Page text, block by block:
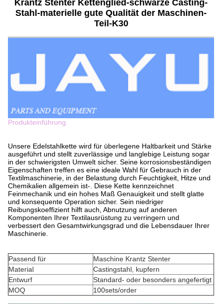
Krantz Stenter Kettenglied-schwarze Casting-
Stahl-materielle gute Qualität der Maschinen-
Teil-K30
Produkteinführung
Unsere Edelstahlkette wird für überlegene Haltbarkeit und Stärke
ausgeführt und stellt zuverlässige und langlebige Leistung sogar
in der schwierigsten Umwelt sicher. Seine korrosionsbeständigen
Eigenschaften treffen es eine ideale Wahl für Gebrauch in der
Textilmaschinerie, in der Belastung durch Feuchtigkeit, Hitze und
Chemikalien allgemein ist-. Diese Kette kennzeichnet
Feinmechanik und ein hohes Maß Genauigkeit und stellt glatte
und konsequente Operation sicher. Sein niedriger
Reibungskoeffizient hilft auch, Abnutzung auf anderen
Komponenten Ihrer Textilausrüstung zu verringern und
verbessert den Gesamtwirkungsgrad und die Lebensdauer Ihrer
Maschinerie.
Passend für
Maschine Krantz Stenter
Material
Castingstahl, kupfern
Entwurf
Standard- oder besonders angefertigt
MOQ
100sets/order